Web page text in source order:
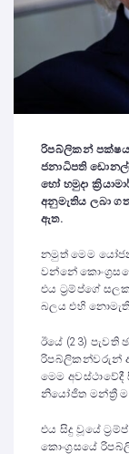
රිපබ්ලිකන් පක්ෂය
ජනාධිපති
හෝ හමුදා
අනුමැතිය ලබා
ඇත.
නමුත් මෙම
වන්නේ
එය ට්‍රම්ප්ගේ
බලය එහි නොමැති
ඊයේ (23) පැවති
රිපබ්ලිකන්වරුන්
මෙම
නියෝජිත මන්ත්‍රී
එය සිදු වූයේ
කොංග්‍රසයේ